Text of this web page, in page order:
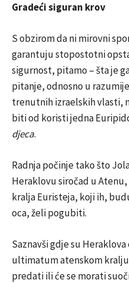
Gradeći siguran krov
S obzirom da ni mirovni
garantuju stopostotni
sigurnost, pitamo – šta je
pitanje, odnosno u
trenutnih izraelskih vlasti,
biti od koristi jedna
djeca.
Radnja počinje tako što
Heraklovu siročad u
kralja Euristeja, koji ih,
oca, želi pogubiti.
Saznavši gdje su
ultimatum atenskom
predati ili će se morati